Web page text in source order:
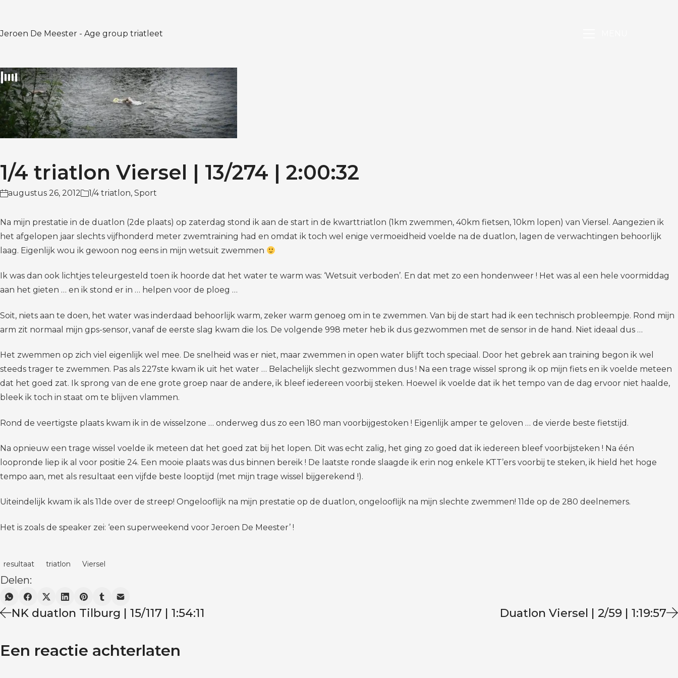
Jeroen De Meester - Age group triatleet
1/4 triatlon Viersel | 13/274 | 2:00:32
augustus 26, 2012 1/4 triatlon, Sport
Na mijn prestatie in de duatlon (2de plaats) op zaterdag stond ik aan de start in de kwarttriatlon (1km zwemmen, 40km fietsen, 10km lopen) van Viersel. Aangezien ik
het afgelopen jaar slechts vijfhonderd meter zwemtraining had en omdat ik toch wel enige vermoeidheid voelde na de duatlon, lagen de verwachtingen behoorlijk
laag. Eigenlijk wou ik gewoon nog eens in mijn wetsuit zwemmen
Ik was dan ook lichtjes teleurgesteld toen ik hoorde dat het water te warm was: ‘Wetsuit verboden’. En dat met zo een hondenweer ! Het was al een hele voormiddag
aan het gieten … en ik stond er in … helpen voor de ploeg …
Soit, niets aan te doen, het water was inderdaad behoorlijk warm, zeker warm genoeg om in te zwemmen. Van bij de start had ik een technisch probleempje. Rond mijn
arm zit normaal mijn gps-sensor, vanaf de eerste slag kwam die los. De volgende 998 meter heb ik dus gezwommen met de sensor in de hand. Niet ideaal dus …
Het zwemmen op zich viel eigenlijk wel mee. De snelheid was er niet, maar zwemmen in open water blijft toch speciaal. Door het gebrek aan training begon ik wel
steeds trager te zwemmen. Pas als 227ste kwam ik uit het water … Belachelijk slecht gezwommen dus ! Na een trage wissel sprong ik op mijn fiets en ik voelde meteen
dat het goed zat. Ik sprong van de ene grote groep naar de andere, ik bleef iedereen voorbij steken. Hoewel ik voelde dat ik het tempo van de dag ervoor niet haalde,
bleek ik toch in staat om te blijven vlammen.
Rond de veertigste plaats kwam ik in de wisselzone … onderweg dus zo een 180 man voorbijgestoken ! Eigenlijk amper te geloven … de vierde beste fietstijd.
Na opnieuw een trage wissel voelde ik meteen dat het goed zat bij het lopen. Dit was echt zalig, het ging zo goed dat ik iedereen bleef voorbijsteken ! Na één
loopronde liep ik al voor positie 24. Een mooie plaats was dus binnen bereik ! De laatste ronde slaagde ik erin nog enkele KTT’ers voorbij te steken, ik hield het hoge
tempo aan, met als resultaat een vijfde beste looptijd (met mijn trage wissel bijgerekend !).
Uiteindelijk kwam ik als 11de over de streep! Ongelooflijk na mijn prestatie op de duatlon, ongelooflijk na mijn slechte zwemmen! 11de op de 280 deelnemers.
Het is zoals de speaker zei: ‘een superweekend voor Jeroen De Meester’ !
resultaat triatlon Viersel
Delen:
NK duatlon Tilburg | 15/117 | 1:54:11 Duatlon Viersel | 2/59 | 1:19:57
Een reactie achterlaten